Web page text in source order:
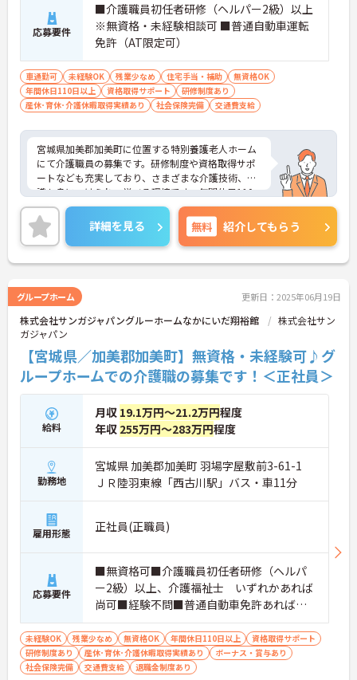
応募要件
■介護職員初任者研修（ヘルパー2級）以上
※無資格・未経験相談可 ■普通自動車運転
免許（AT限定可）
車通勤可 未経験OK 残業少なめ 住宅手当・補助
無資格OK
年間休日110日以上
資格取得サポート
研修制度あり
産休･育休･介護休暇取得実績あり
社会保険完備 交通費支給
宮城県加美郡加美町に位置する特別養護老人ホーム
にて介護職員の募集です。研修制度や資格取得サポ
ートなども充実しており、さまざまな介護技術、知
識も身につけられ、学べる環境です。年間休日110
日あり、メリハリつけてご就業いただけます。
ご興味のある方には、面接対策ポイントなど、さら
に詳細をお話しいたしますのでお気軽にご相談くだ
さい！
詳細を見る 無料 紹介してもらう
グループホーム 更新日：2025年06月19日
株式会社サンガジャパングルーホームなかにいだ翔裕館
株式会社サン
ガジャパン
【宮城県／加美郡加美町】無資格・未経験可♪グ
ループホームでの介護職の募集です！＜正社員＞
給料
月収 19.1万円～21.2万円程度
年収 255万円～283万円程度
勤務地
宮城県 加美郡加美町 羽場字屋敷前3-61-1
ＪＲ陸羽東線「西古川駅」バス・車11分
雇用形態 正社員(正職員)
応募要件
■無資格可■介護職員初任者研修（ヘルパ
ー2級）以上、介護福祉士 いずれかあれば
尚可■経験不問■普通自動車免許あれば尚
可
未経験OK 残業少なめ 無資格OK 年間休日110日以上
資格取得サポート
研修制度あり
産休･育休･介護休暇取得実績あり
ボーナス・賞与あり
社会保険完備
交通費支給 退職金制度あり